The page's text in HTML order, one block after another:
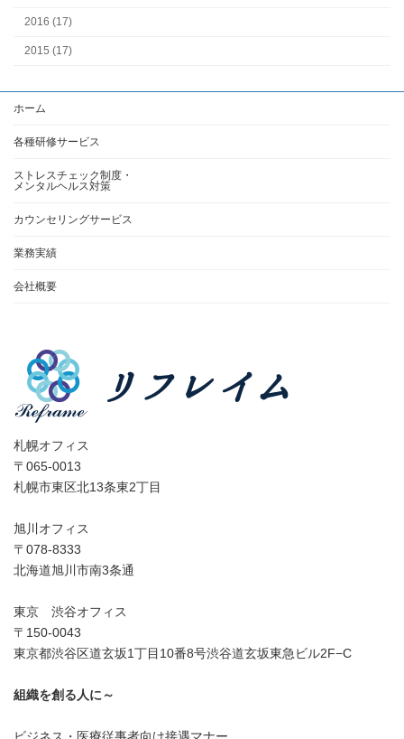
2016 (17)
2015 (17)
ホーム
各種研修サービス
ストレスチェック制度・
メンタルヘルス対策
カウンセリングサービス
業務実績
会社概要
札幌オフィス
〒065-0013
札幌市東区北13条東2丁目
旭川オフィス
〒078-8333
北海道旭川市南3条通
東京 渋谷オフィス
〒150-0043
東京都渋谷区道玄坂1丁目10番8号渋谷道玄坂東急ビル2F−C
組織を創る人に～